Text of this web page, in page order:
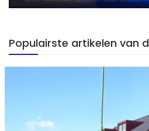
Populairste artikelen van